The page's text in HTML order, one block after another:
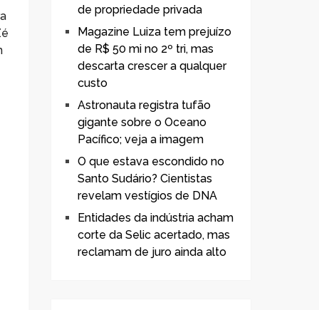
de propriedade privada
Magazine Luiza tem prejuízo
de R$ 50 mi no 2º tri, mas
descarta crescer a qualquer
custo
Astronauta registra tufão
gigante sobre o Oceano
Pacífico; veja a imagem
O que estava escondido no
Santo Sudário? Cientistas
revelam vestígios de DNA
Entidades da indústria acham
corte da Selic acertado, mas
reclamam de juro ainda alto